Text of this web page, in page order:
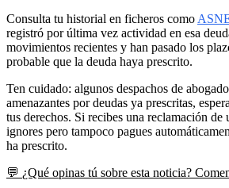
Consulta tu historial en ficheros como
registró por última vez actividad en esa
movimientos recientes y han pasado los
probable que la deuda haya prescrito.
Ten cuidado: algunos despachos de
amenazantes por deudas ya prescritas,
tus derechos. Si recibes una reclamación de
ignores pero tampoco pagues
ha prescrito.
💬 ¿Qué opinas tú sobre esta noticia?